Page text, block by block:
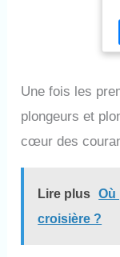
Une fois les
plongeurs et
cœur des
Lire plus Où
croisière ?